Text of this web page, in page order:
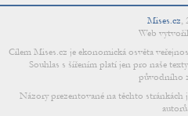
Mises.cz,
Web vytvořil
Cílem Mises.cz je ekonomická osvěta
Souhlas s šířením platí jen pro naše
původního
Názory prezentované na těchto
autorů.